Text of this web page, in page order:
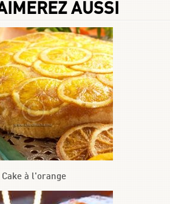
AUSSI
Cake à l'orange